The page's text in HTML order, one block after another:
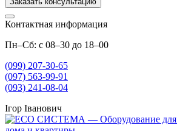
Контактная информация
Пн–Сб: с 08–30 до 18–00
(099) 207-30-65
(097) 563-99-91
(093) 241-08-04
Ігор Іванович